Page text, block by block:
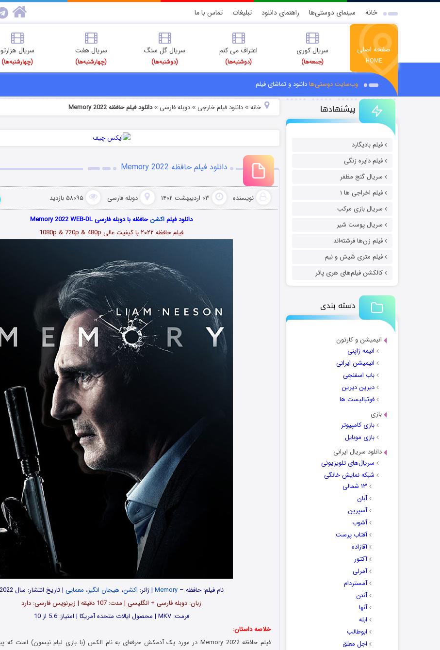
خانه سینمای دوستی‌ها راهنمای دانلود تبلیغات تماس با ما
صفحه اصلی
HOME
سریال کوری
(جمعه‌ها)
اعتراف می کنم
(دوشنبه‌ها)
سریال گل سنگ
(دوشنبه‌ها)
سریال هفت
(چهارشنبه‌ها)
سریال هزارتو
(چهارشنبه‌ها)
وب‌سایت دوستی‌هادانلود و تماشای فیلم
پیشنهادها
فیلم بادیگارد
فیلم دایره زنگی
سریال گنج مظفر
فیلم اخراجی ها ۱
سریال بازی مرکب
سریال پوست شیر
فیلم زن‌ها فرشته‌اند
فیلم متری شیش و نیم
کالکشن فیلم‌های هری پاتر
دسته بندی
انیمیشن و کارتون
انیمه ژاپنی
انیمیشن ایرانی
باب اسفنجی
دیرین دیرین
فوتبالیست ها
بازی
بازی کامپیوتر
بازی موبایل
دانلود سریال ایرانی
سریال‌های تلویزیونی
شبکه نمایش خانگی
۱۳ شمالی
آبان
آسپرین
آشوب
آفتاب پرست
آقازاده
آکتور
آمرلی
آمستردام
آنتن
آنها
ابله
ابوطالب
اجل معلق
خانه» دانلود فیلم خارجی » دوبله فارسی »دانلود فیلم حافظه Memory 2022
دانلود فیلم حافظه Memory 2022
نویسنده ۰۳ اردیبهشت ۱۴۰۲ دوبله فارسی ۵۸۰۹۵ بازدید
دانلود فیلماکشنحافظه با دوبله فارسی Memory 2022 WEB-DL
فیلم حافظه ۲۰۲۲ با کیفیت عالی 1080p & 720p & 480p
نام فیلم: حافظه –Memory | ژانر: اکشن، هیجان انگیز، معمایی | تاریخ انتشار: سال 2022
زبان: دوبله فارسی + انگلیسی | مدت‌: 107 دقیقه | زیرنویس فارسی: دارد
فرمت: MKV | محصول ایالات متحده آمریکا | امتیاز: 5.6 از 10
خلاصه داستان:
فیلم حافظه Memory 2022 در مورد یک آدمکش حرفه‌ای به نام الکس (با بازی لیام نیسون) است که پیشنهاد یک سازمان